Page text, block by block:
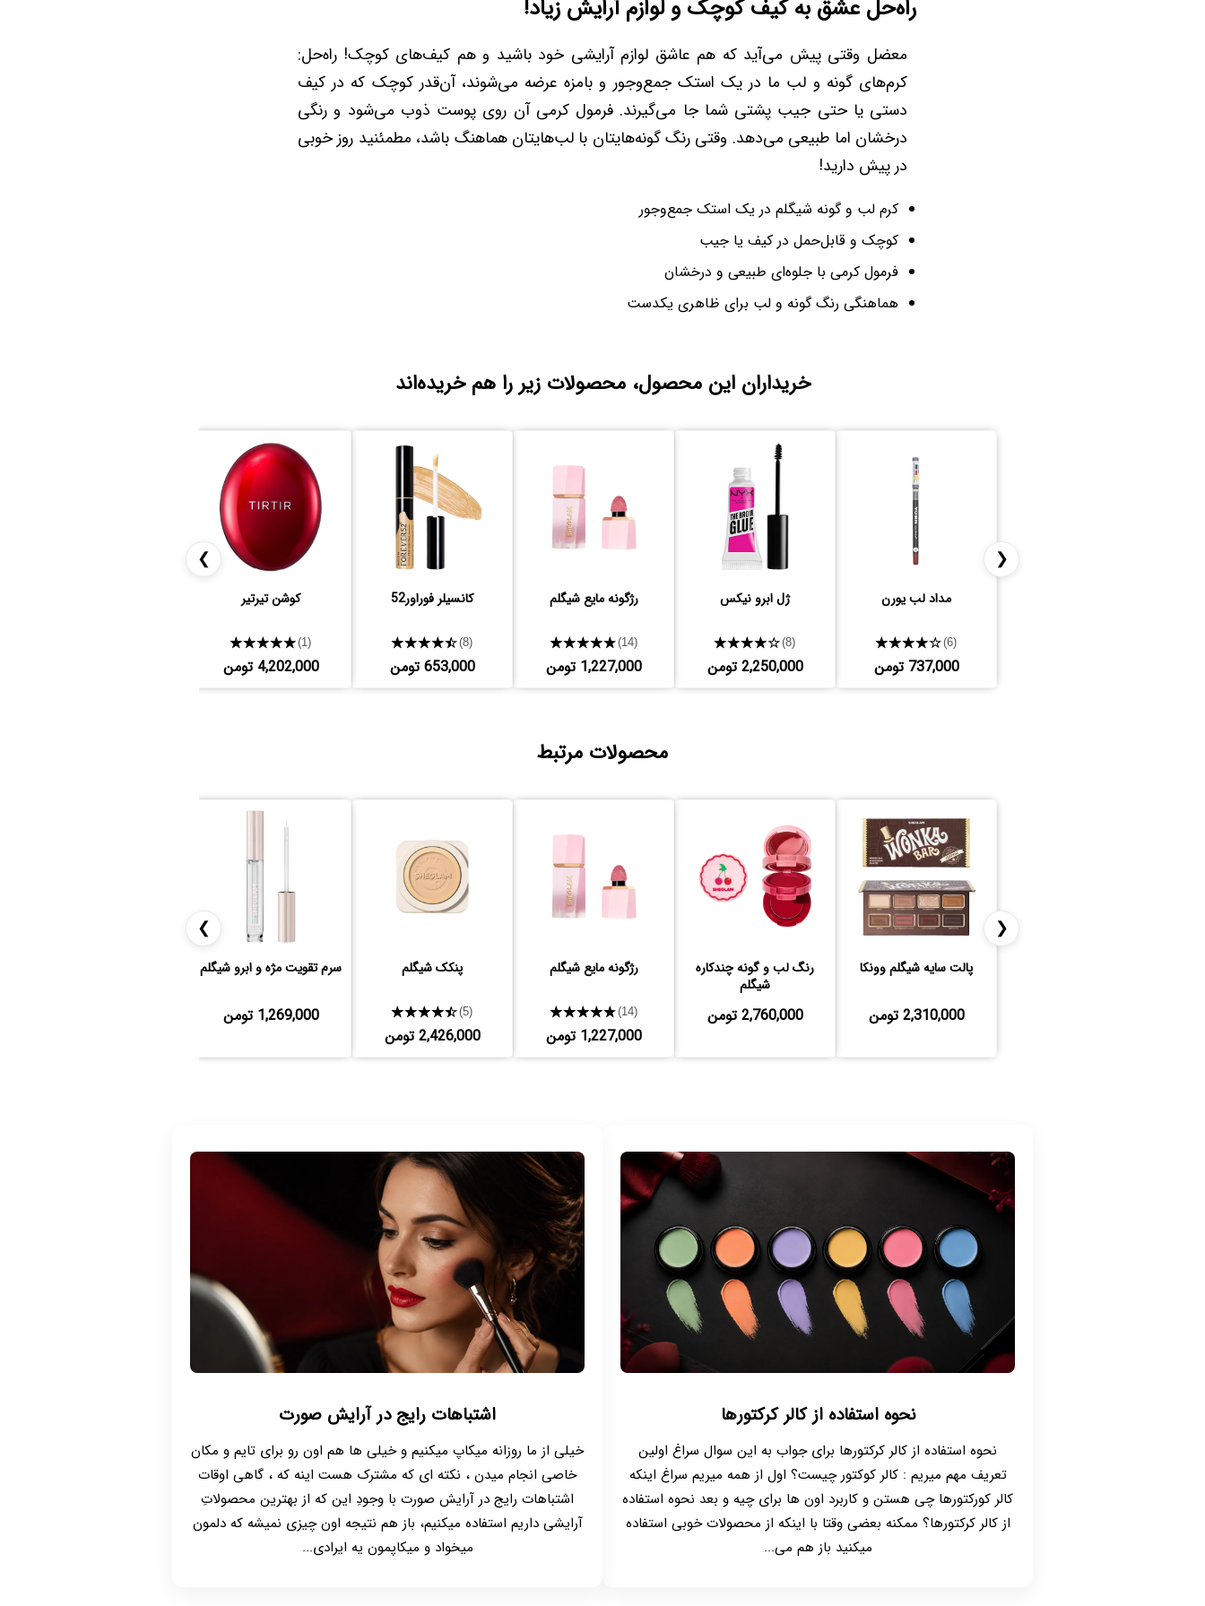
راه‌حل عشق به کیف کوچک و لوازم آرایش زیاد!
معضل وقتی پیش می‌آید که هم عاشق لوازم آرایشی خود باشید و هم کیف‌های کوچک! راه‌حل:
کرم‌های گونه و لب ما در یک استک جمع‌وجور و بامزه عرضه می‌شوند، آن‌قدر کوچک که در کیف
دستی یا حتی جیب پشتی شما جا می‌گیرند. فرمول کرمی آن روی پوست ذوب می‌شود و رنگی
درخشان اما طبیعی می‌دهد. وقتی رنگ گونه‌هایتان با لب‌هایتان هماهنگ باشد، مطمئنید روز خوبی
در پیش دارید!
کرم لب و گونه شیگلم در یک استک جمع‌وجور
کوچک و قابل‌حمل در کیف یا جیب
فرمول کرمی با جلوه‌ای طبیعی و درخشان
هماهنگی رنگ گونه و لب برای ظاهری یکدست
خریداران این محصول، محصولات زیر را هم خریده‌اند
❮
مداد لب یورن
★★★★★(6)
737,000 تومن
ژل ابرو نیکس
★★★★★(8)
2,250,000 تومن
رژگونه مایع شیگلم
★★★★★(14)
1,227,000 تومن
کانسیلر فوراور52
★★★★★(8)
653,000 تومن
کوشن تیرتیر
★★★★★(1)
4,202,000 تومن
❯
محصولات مرتبط
❮
پالت سایه شیگلم وونکا
2,310,000 تومن
رنگ لب و گونه چندکاره
شیگلم
2,760,000 تومن
رژگونه مایع شیگلم
★★★★★(14)
1,227,000 تومن
پنکک شیگلم
★★★★★(5)
2,426,000 تومن
سرم تقویت مژه و ابرو شیگلم
1,269,000 تومن
❯
نحوه استفاده از کالر کرکتورها
نحوه استفاده از کالر کرکتورها برای جواب به این سوال سراغ اولین
تعریف مهم میریم : کالر کوکتور چیست؟ اول از همه میریم سراغ اینکه
کالر کورکتورها چی هستن و کاربرد اون ها برای چیه و بعد نحوه استفاده
از کالر کرکتورها؟ ممکنه بعضی وقتا با اینکه از محصولات خوبی استفاده
میکنید باز هم می...
اشتباهات رایج در آرایش صورت
خیلی از ما روزانه میکاپ میکنیم و خیلی ها هم اون رو برای تایم و مکان
خاصی انجام میدن ، نکته ای که مشترک هست اینه که ، گاهی اوقات
اشتباهات رایج در آرایش صورت با وجودِ این که از بهترین محصولاتِ
آرایشی داریم استفاده میکنیم، باز هم نتیجه اون چیزی نمیشه که دلمون
میخواد و میکاپمون یه ایرادی...